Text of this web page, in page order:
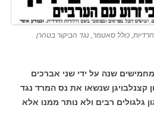
כולל סאטמר, נגד הביקור בטהרן
שנה על ידי שני אברכים
קצנלבויגן שנשאו את נס המרד נגד
גלגולים רבים ולא נותר ממנו אלא